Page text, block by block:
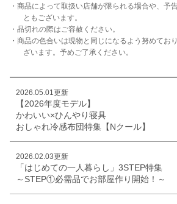
・商品によって取扱い店舗が限られる場合や、予
ともございます。
・品切れの際はご容赦ください。
・商品の色合いは現物と同じになるよう努めてお
ざいます。予めご了承ください。
2026.05.01更新
【2026年度モデル】
かわいい×ひんやり寝具
おしゃれ冷感布団特集【Nクール】
2026.02.03更新
「はじめての一人暮らし」3STEP特集
～STEP①必需品でお部屋作り開始！～